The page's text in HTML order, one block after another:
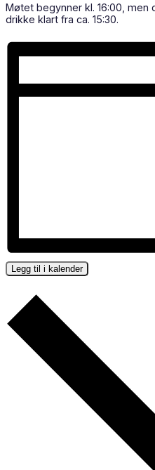
Møtet begynner kl. 16:00,
drikke klart fra ca. 15:30.
Legg til i kalender